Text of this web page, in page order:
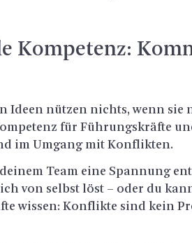
Kom­pe­tenz:
Ideen nüt­zen nichts, wenn
für Füh­rungs­kräf­te
im Um­gang mit Kon­flik­ten.
Team eine Span­nung
von selbst löst – oder du
wis­sen: Kon­flik­te sind kein